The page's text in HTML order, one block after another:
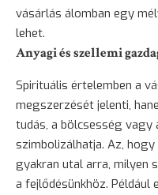
vásárlás álomban egy
lehet.
Anyagi és szellemi
Spirituális értelemben a
megszerzését jelenti,
tudás, a bölcsesség vagy
szimbolizálhatja. Az,
gyakran utal arra, milyen
a fejlődésünkhöz. Például